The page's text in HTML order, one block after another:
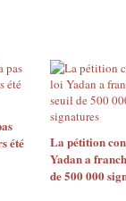
été
La pétition
Yadan a
de 500 000